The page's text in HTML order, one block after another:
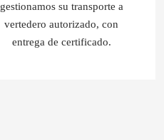
gestionamos su transporte a
vertedero autorizado, con
entrega de certificado.